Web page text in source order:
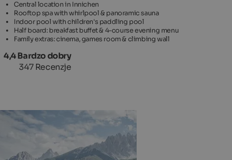
Central location in Innichen
Rooftop spa with whirlpool & panoramic sauna
Indoor pool with children's paddling pool
Half board: breakfast buffet & 4-course evening menu
Family extras: cinema, games room & climbing wall
4,4 Bardzo dobry
347 Recenzje